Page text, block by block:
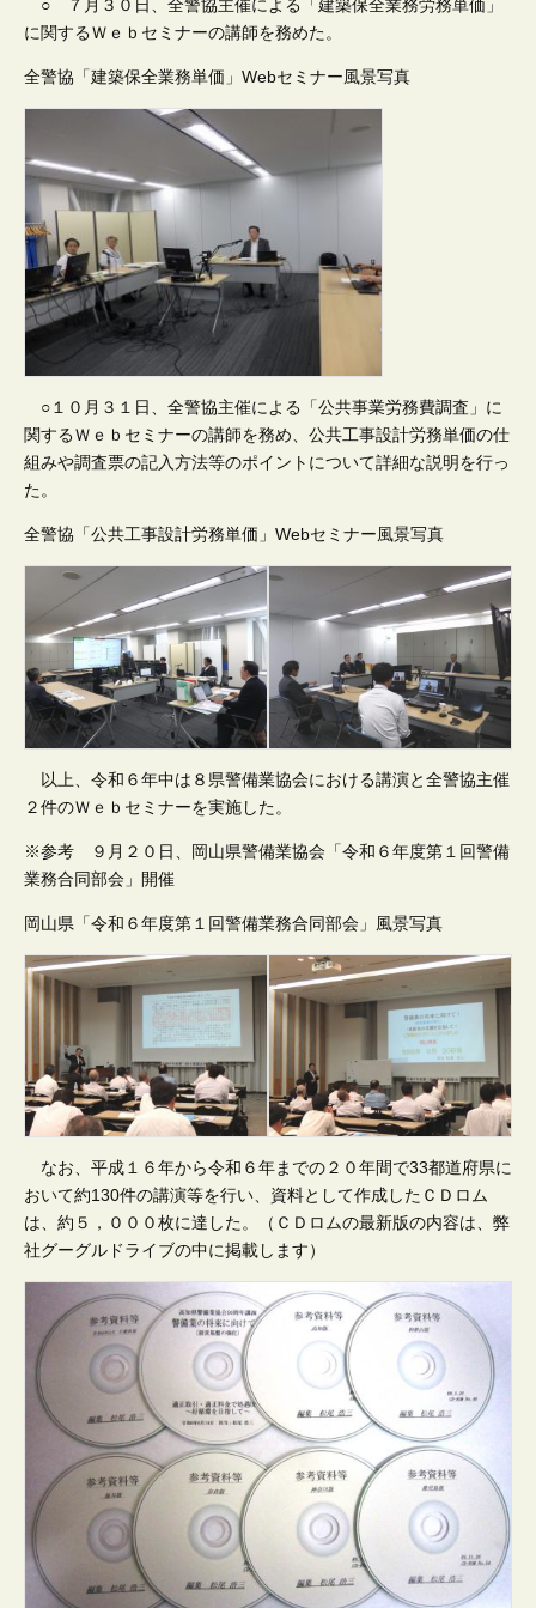
○ ７月３０日、全警協主催による「建築保全業務労務単価」
に関するＷｅｂセミナーの講師を務めた。
全警協「建築保全業務単価」Webセミナー風景写真
○１０月３１日、全警協主催による「公共事業労務費調査」に
関するＷｅｂセミナーの講師を務め、公共工事設計労務単価の仕
組みや調査票の記入方法等のポイントについて詳細な説明を行っ
た。
全警協「公共工事設計労務単価」Webセミナー風景写真
以上、令和６年中は８県警備業協会における講演と全警協主催
２件のＷｅｂセミナーを実施した。
※参考 ９月２０日、岡山県警備業協会「令和６年度第１回警備
業務合同部会」開催
岡山県「令和６年度第１回警備業務合同部会」風景写真
なお、平成１６年から令和６年までの２０年間で33都道府県に
おいて約130件の講演等を行い、資料として作成したＣＤロム
は、約５，０００枚に達した。（ＣＤロムの最新版の内容は、弊
社グーグルドライブの中に掲載します）